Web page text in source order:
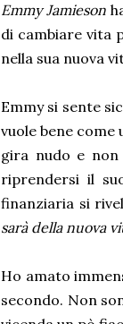
Emmy Jamieson
di cambiare vita
nella sua nuova
Emmy si sente
vuole bene come
gira nudo e
riprendersi il
finanziaria si
sarà della nuova
Ho amato
secondo. Non